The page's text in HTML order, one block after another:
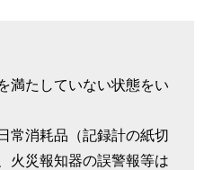
満たしていない状態をい
常消耗品（記録計の紙切
火災報知器の誤警報等は